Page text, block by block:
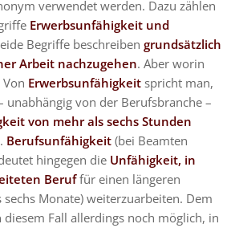
verwendet werden. Dazu zählen
Erwerbsunfähigkeit und
Begriffe beschreibengrundsätzlich
Arbeit nachzugehen. Aber worin
Erwerbsunfähigkeit spricht man,
unabhängig von der Berufsbranche –
von mehr als sechs Stunden
Berufsunfähigkeit (bei Beamten
hingegen die Unfähigkeit, in
Beruffür einen längeren
Monate) weiterzuarbeiten. Dem
Fall allerdings noch möglich, in